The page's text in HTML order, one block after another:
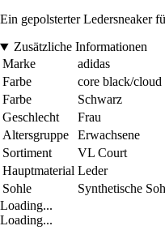
Ein gepolsterter Ledersneaker
Zusätzliche Informationen
Marke
adidas
Farbe
core black/
Farbe
Schwarz
Geschlecht
Frau
Altersgruppe
Erwachsene
Sortiment
VL Court
Hauptmaterial Leder
Sohle
Synthetische
Loading...
Loading...